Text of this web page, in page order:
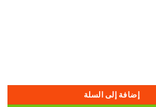
إضافة إلى السلة